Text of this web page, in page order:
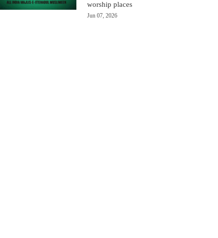
worship places
Jun 07, 2026